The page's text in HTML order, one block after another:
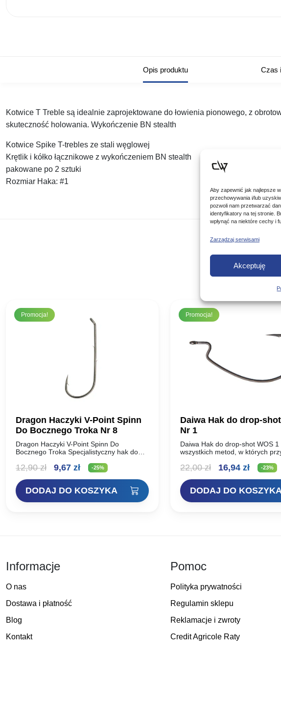
Aby zapewnić jak najlepsze
przechowywania i/lub
pozwoli nam przetwarzać
identyfikatory na tej stronie.
wpłynąć na niektóre cechy i
Zarządzaj serwisami
Akceptuję
Opis produktu Czas
Kotwice T Treble są idealnie zaprojektowane do łowienia pionowego, z
skuteczność holowania. Wykończenie BN stealth
Kotwice Spike T-trebles ze stali węglowej
Krętlik i kółko łącznikowe z wykończeniem BN stealth
pakowane po 2 sztuki
Rozmiar Haka: #1
Poznaj
Promocja!
Dragon Haczyki V-Point Spinn
Do Bocznego Troka Nr 8
Dragon Haczyki V-Point Spinn Do
Bocznego Troka Specjalistyczny hak do
Wydłużony trzonek z dwoma
eliminującymi możliwość zsuwania i
obracania eksponowanej…
12,90zł
Pierwotna
cena
wynosiła:
9,67 złAktualna
cena
wynosi:
-25%
DODAJ DO KOSZYKA
Promocja!
Daiwa Hak do drop-
Nr 1
Daiwa Hak do drop-shot WOS 1
wszystkich metod, w których
bardziej smukłe przynęty. Ultra
22,00zł
Pierwotna
cena
wynosiła:
16,94 złAktualna
cena
-23%
DODAJ DO
Informacje
O nas
Dostawa i płatność
Blog
Kontakt
Pomoc
Polityka prywatności
Regulamin sklepu
Reklamacje i zwroty
Credit Agricole Raty